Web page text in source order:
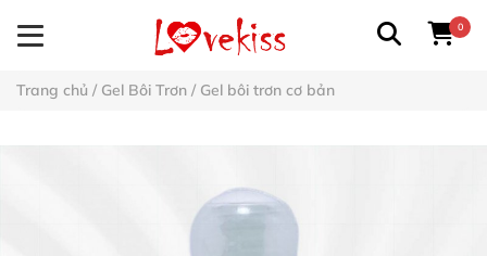
0
Trang chủ / Gel Bôi Trơn / Gel bôi trơn cơ bản